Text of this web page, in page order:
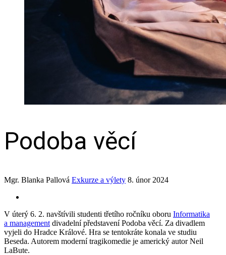
Podoba věcí
Mgr. Blanka Pallová Exkurze a výlety 8. únor 2024
V úterý 6. 2. navštívili studenti třetího ročníku oboru Informatika
a management divadelní představení Podoba věcí. Za divadlem
vyjeli do Hradce Králové. Hra se tentokráte konala ve studiu
Beseda. Autorem moderní tragikomedie je americký autor Neil
LaBute.